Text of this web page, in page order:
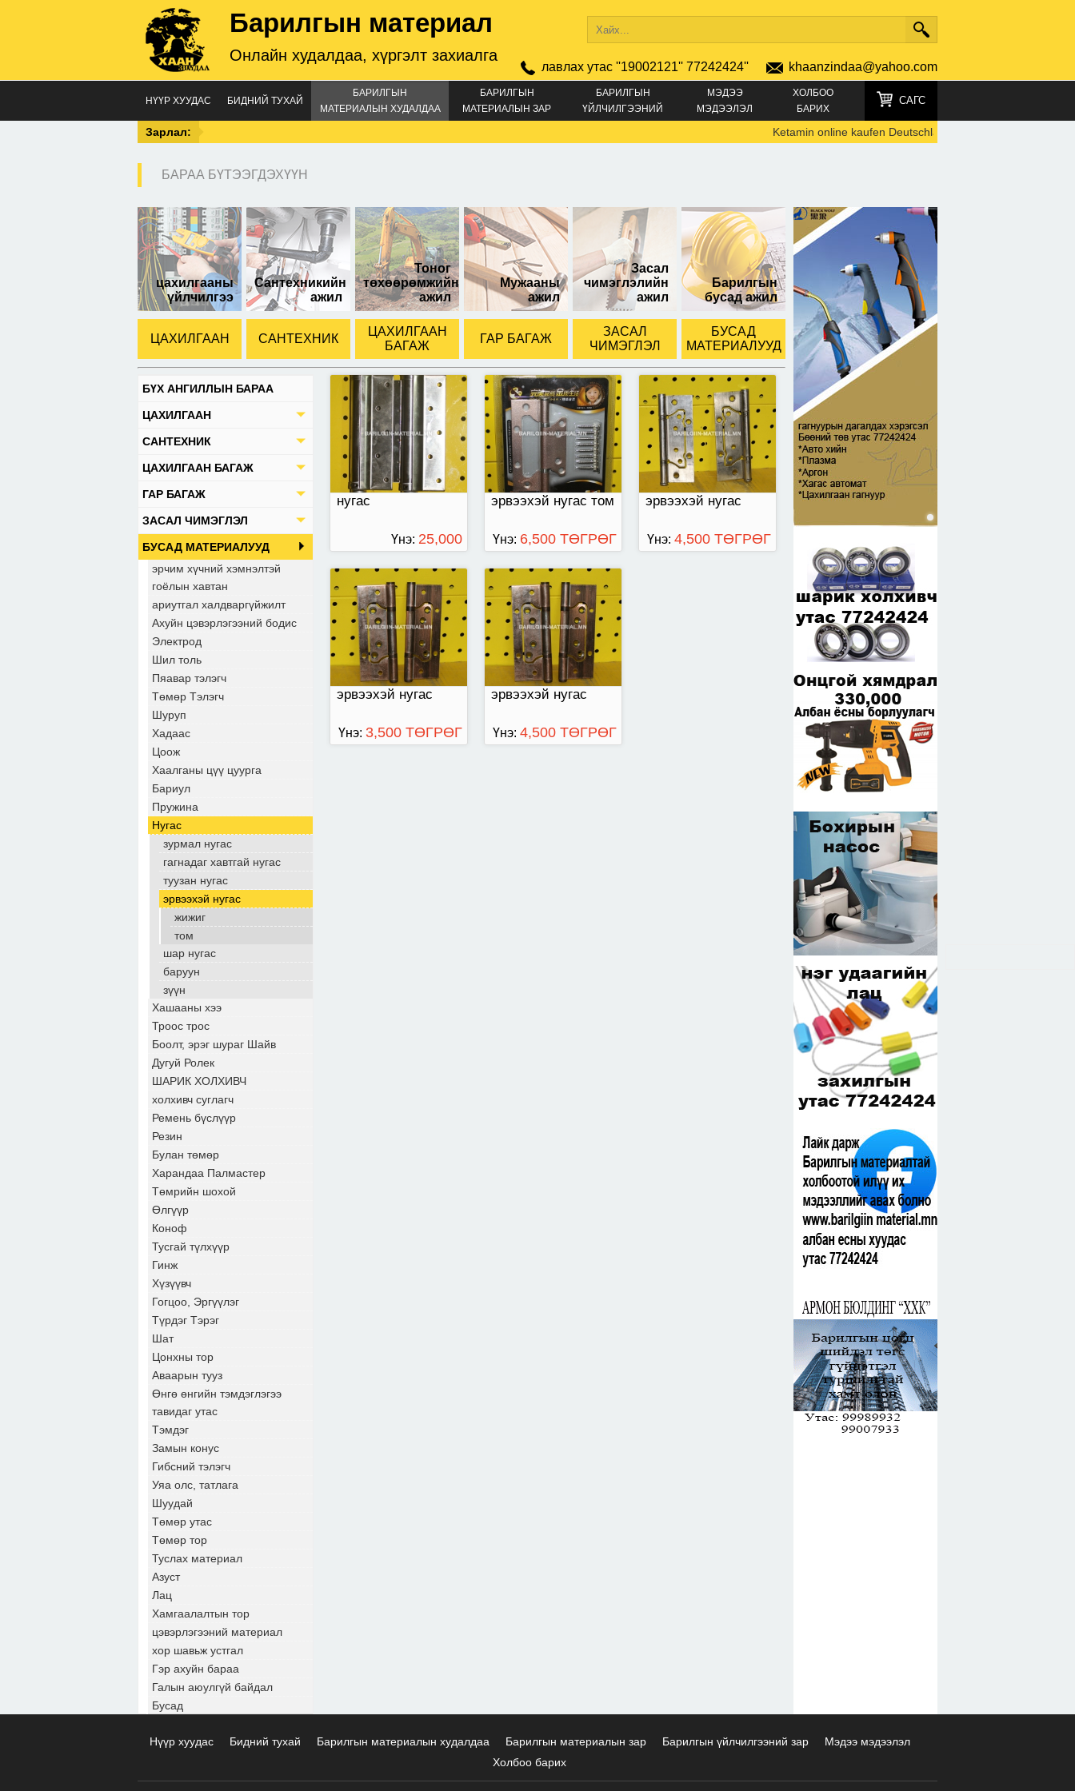
Барилгын материал
Онлайн худалдаа, хүргэлт захиалга
лавлах утас ''19002121'' 77242424'' khaanzindaa@yahoo.com
НҮҮР ХУУДАС БИДНИЙ ТУХАЙ
БАРИЛГЫН
МАТЕРИАЛЫН ХУДАЛДАА
БАРИЛГЫН
МАТЕРИАЛЫН ЗАР
БАРИЛГЫН
ҮЙЛЧИЛГЭЭНИЙ
МЭДЭЭ
МЭДЭЭЛЭЛ
ХОЛБОО
БАРИХ
САГС
Зарлал: Ketamin online kaufen Deutschland TELEGRAMM
БАРАА БҮТЭЭГДЭХҮҮН
цахилгааны
үйлчилгээ
Сантехникийн
ажил
Тоног
төхөөрөмжийн
ажил
Мужааны
ажил
Засал
чимэглэлийн
ажил
Барилгын
бусад ажил
ЦАХИЛГААН САНТЕХНИК
ЦАХИЛГААН
БАГАЖ
ГАР БАГАЖ
ЗАСАЛ
ЧИМЭГЛЭЛ
БУСАД
МАТЕРИАЛУУД
БҮХ АНГИЛЛЫН БАРАА
ЦАХИЛГААН
САНТЕХНИК
ЦАХИЛГААН БАГАЖ
ГАР БАГАЖ
ЗАСАЛ ЧИМЭГЛЭЛ
БУСАД МАТЕРИАЛУУД
эрчим хүчний хэмнэлтэй
гоёлын хавтан
ариутгал халдваргүйжилт
Ахуйн цэвэрлэгээний бодис
Электрод
Шил толь
Пяавар тэлэгч
Төмөр Тэлэгч
Шуруп
Хадаас
Цоож
Хаалганы цүү цуурга
Бариул
Пружина
Нугас
зурмал нугас
гагнадаг хавтгай нугас
туузан нугас
эрвээхэй нугас
жижиг
том
шар нугас
баруун
зүүн
Хашааны хээ
Троос трос
Боолт, эрэг шураг Шайв
Дугуй Ролек
ШАРИК ХОЛХИВЧ
холхивч суглагч
Ремень бүслүүр
Резин
Булан төмөр
Харандаа Палмастер
Төмрийн шохой
Өлгүүр
Коноф
Тусгай түлхүүр
Гинж
Хүзүүвч
Гогцоо, Эргүүлэг
Түрдэг Тэрэг
Шат
Цонхны тор
Аваарын тууз
Өнгө өнгийн тэмдэглэгээ
тавидаг утас
Тэмдэг
Замын конус
Гибсний тэлэгч
Уяа олс, татлага
Шуудай
Төмөр утас
Төмөр тор
Туслах материал
Азуст
Лац
Хамгаалалтын тор
цэвэрлэгээний материал
хор шавьж устгал
Гэр ахуйн бараа
Галын аюулгүй байдал
Бусад
нугас
нугас дэлэгмэл
Үнэ: 25,000
ТӨГРӨГ
эрвээхэй нугас том
өөр дээрээ шуруптэй
2ш-тэй
Үнэ: 6,500 ТӨГРӨГ
эрвээхэй нугас
эрвээхэй нугас том
Үнэ: 4,500 ТӨГРӨГ
эрвээхэй нугас
эрвээхэй нугас жижиг
Үнэ: 3,500 ТӨГРӨГ
эрвээхэй нугас
эрвээхэй нугас том
Үнэ: 4,500 ТӨГРӨГ
Нүүр хуудас Бидний тухай Барилгын материалын худалдаа Барилгын материалын зар Барилгын үйлчилгээний зар
Мэдээ мэдээлэл
Холбоо барих